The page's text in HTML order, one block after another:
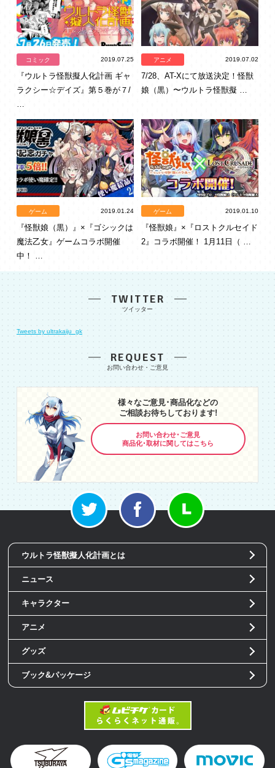
コミック 2019.07.25
『ウルトラ怪獣擬人化計画 ギャ
ラクシー☆デイズ』第５巻が７/
…
アニメ 2019.07.02
7/28、AT-Xにて放送決定！怪獣
娘（黒）〜ウルトラ怪獣擬 …
ゲーム 2019.01.24
『怪獣娘（黒）』×『ゴシックは
魔法乙女』ゲームコラボ開催
中！ …
ゲーム 2019.01.10
『怪獣娘』×『ロストクルセイド
2』コラボ開催！ 1月11日（ …
TWITTER
Tweets by ultrakaiju_gk
REQUEST
様々なご意見･商品化などの
ご相談お待ちしております!
お問い合わせ･ご意見
商品化･取材に関してはこちら
ウルトラ怪獣擬人化計画とは
ニュース
キャラクター
アニメ
グッズ
ブック&パッケージ